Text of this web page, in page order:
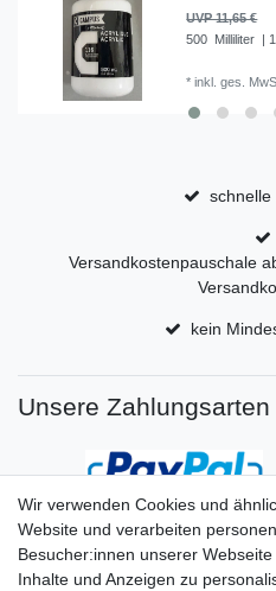
UVP 11,65 €
500 Milliliter |
*inkl. ges.
schnelle
Versandkostenpauschale
kein
Unsere Zahlungsarten
Wir verwenden Cookies und
Website und verarbeiten
Besucher:innen unserer
Inhalte und Anzeigen zu